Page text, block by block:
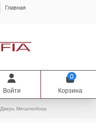
Главная
Войти
0
Корзина
Дверь Metamorfosa